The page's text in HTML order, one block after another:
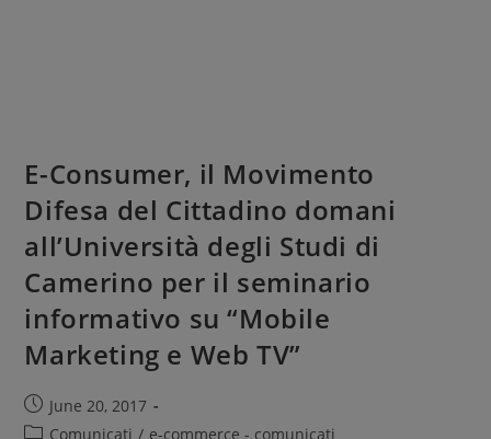
E-Consumer, il Movimento
Difesa del Cittadino domani
all’Università degli Studi di
Camerino per il seminario
informativo su “Mobile
Marketing e Web TV”
June 20, 2017
Comunicati / e-commerce - comunicati